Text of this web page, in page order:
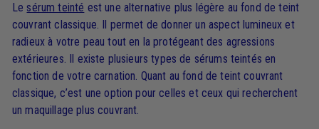
Lesérum teinté est une alternative plus légère au fond de teint
couvrant classique. Il permet de donner un aspect lumineux et
radieux à votre peau tout en la protégeant des agressions
extérieures. Il existe plusieurs types de sérums teintés en
fonction de votre carnation. Quant au fond de teint couvrant
classique, c’est une option pour celles et ceux qui recherchent
un maquillage plus couvrant.